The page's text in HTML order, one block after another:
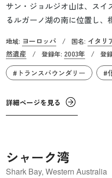
サン・ジョルジオ山は、スイ
るルガーノ湖の南に位置し、
億3,000万年前の中生代三畳
て良好な状態で数多く発掘さ
つてサンゴ礁が囲む豊かな海
生物の遺骸が閉じ込められ、
り、化石の宝庫となったと考
張されました。
地域: ヨーロッパ / 国名: イタリ
然遺産
/ 登録年: 2003年 / 登
#トランスバウンダリー
#
詳細ページを見る
シャーク湾
Shark Bay, Western Australia